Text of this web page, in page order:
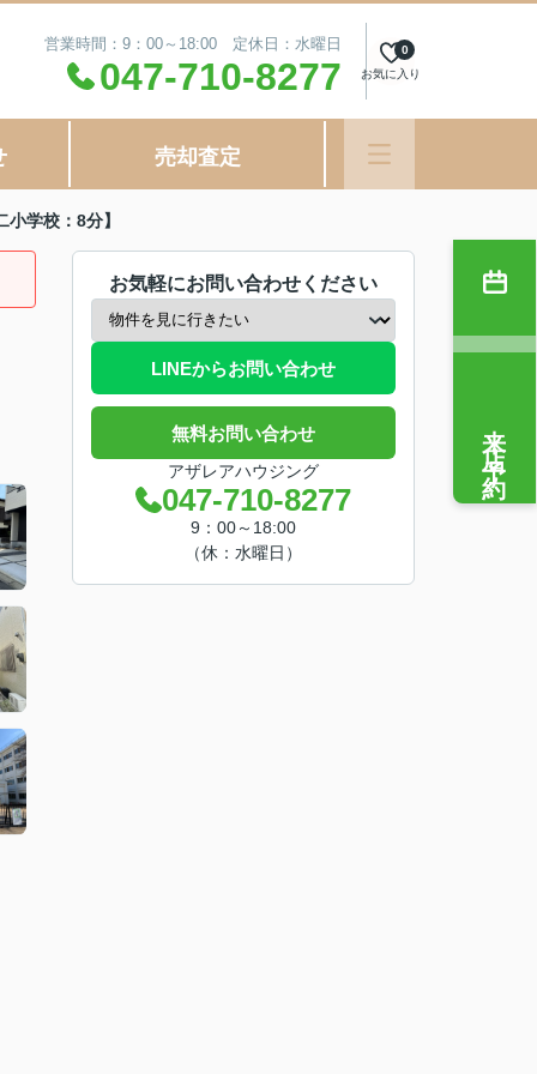
営業時間：9：00～18:00 定休日：水曜日
047-710-8277 お気に入り
0
売却査定
学校：8分】
お気軽にお問い合わせください
LINEからお問い合わせ
無料お問い合わせ
アザレアハウジング
047-710-8277
9：00～18:00
（休：水曜日）
来店予約